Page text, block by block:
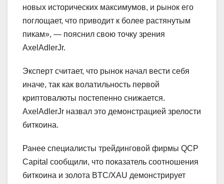
новых исторических максимумов, и рынок его
поглощает, что приводит к более растянутым
пикам», — пояснил свою точку зрения
AxelAdlerJr.
Эксперт считает, что рынок начал вести себя
иначе, так как волатильность первой
криптовалюты постепенно снижается.
AxelAdlerJr назвал это демонстрацией зрелости
биткоина.
Ранее специалисты трейдинговой фирмы QCP
Capital сообщили, что показатель соотношения
биткоина и золота BTC/XAU демонстрирует